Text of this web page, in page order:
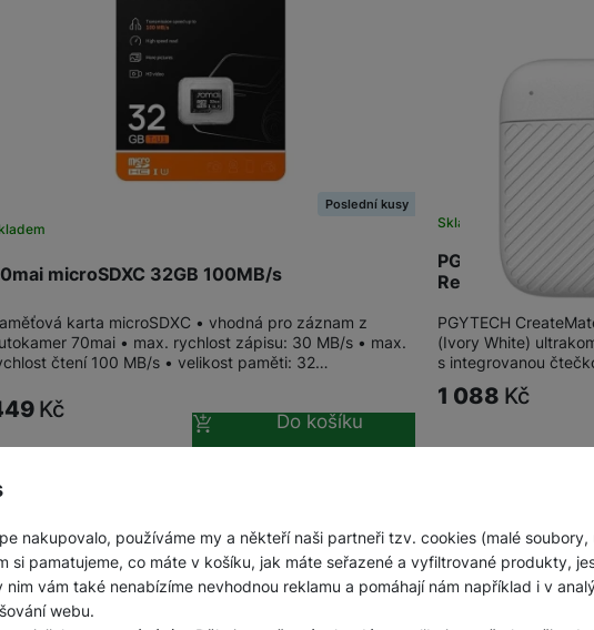
nakupovalo, používáme my a někteří naši partneři tzv. cookies (malé soubory,
si pamatujeme, co máte v košíku, jak máte seřazené a vyfiltrované produkty,
nim vám také nenabízíme nevhodnou reklamu a pomáhají nám například i v
webu.
Jednorázové baterie
microSDXC 32GB 100MB/s
Poslední kusy
karta microSDXC • vhodná pro záznam z
70mai • max. rychlost zápisu: 30 MB/s • max.
čtení 100 MB/s • velikost paměti: 32…
Kč Do košíku
PGYTECH
ReaderCaseWhite
Skladem
PGYTECH
(Ivory White)
s integrovanou
1 088 Kč